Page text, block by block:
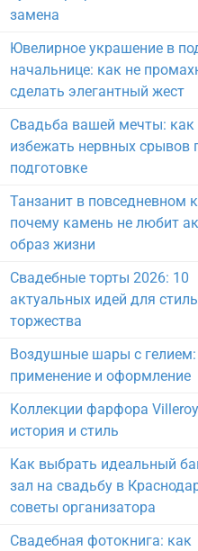
замена
Ювелирное украшение в
начальнице: как не
сделать элегантный жест
Свадьба вашей мечты: как
избежать нервных срывов
подготовке
Танзанит в повседневном
почему камень не любит
образ жизни
Свадебные торты 2026: 10
актуальных идей для
торжества
Воздушные шары с
применение и оформление
Коллекции фарфора
история и стиль
Как выбрать идеальный
зал на свадьбу в
советы организатора
Свадебная фотокнига: как